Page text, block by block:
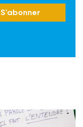
S'abonner